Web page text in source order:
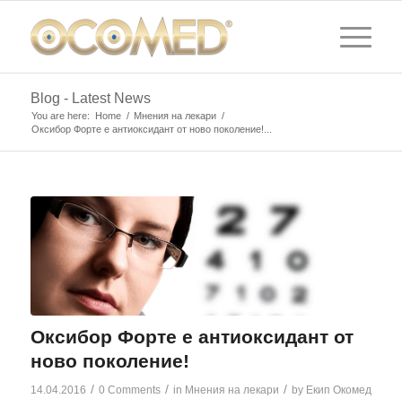
Blog - Latest News
You are here: Home / Мнения на лекари /
Оксибор Форте е антиоксидант от ново поколение!...
Оксибор Форте е антиоксидант от
ново поколение!
14.04.2016 / 0 Comments / in Мнения на лекари / by Екип Окомед